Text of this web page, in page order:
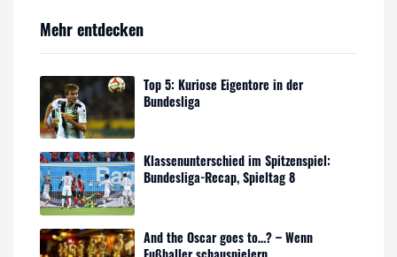
Mehr entdecken
Top 5: Kuriose Eigentore in der
Bundesliga
Klassenunterschied im Spitzenspiel:
Bundesliga-Recap, Spieltag 8
And the Oscar goes to…? – Wenn